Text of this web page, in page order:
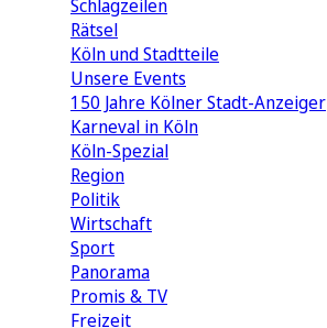
Schlagzeilen
Rätsel
Köln und Stadtteile
Unsere Events
150 Jahre Kölner Stadt-Anzeiger
Karneval in Köln
Köln-Spezial
Region
Politik
Wirtschaft
Sport
Panorama
Promis & TV
Freizeit